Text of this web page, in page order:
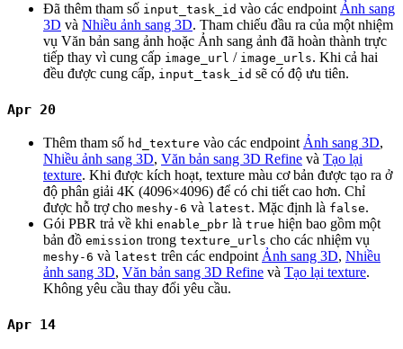
Đã thêm tham số input_task_id vào các endpoint Ảnh sang
3D và Nhiều ảnh sang 3D. Tham chiếu đầu ra của một nhiệm
vụ Văn bản sang ảnh hoặc Ảnh sang ảnh đã hoàn thành trực
tiếp thay vì cung cấp image_url / image_urls. Khi cả hai
đều được cung cấp, input_task_id sẽ có độ ưu tiên.
Apr 20
Thêm tham số hd_texture vào các endpointẢnh sang 3D,
Nhiều ảnh sang 3D, Văn bản sang 3D Refine và Tạo lại
texture. Khi được kích hoạt, texture màu cơ bản được tạo ra ở
độ phân giải 4K (4096×4096) để có chi tiết cao hơn. Chỉ
được hỗ trợ cho meshy-6 và latest. Mặc định là false.
Gói PBR trả về khi enable_pbr là true hiện bao gồm một
bản đồ emission trong texture_urls cho các nhiệm vụ
meshy-6 và latest trên các endpointẢnh sang 3D, Nhiều
ảnh sang 3D, Văn bản sang 3D Refine và Tạo lại texture.
Không yêu cầu thay đổi yêu cầu.
Apr 14